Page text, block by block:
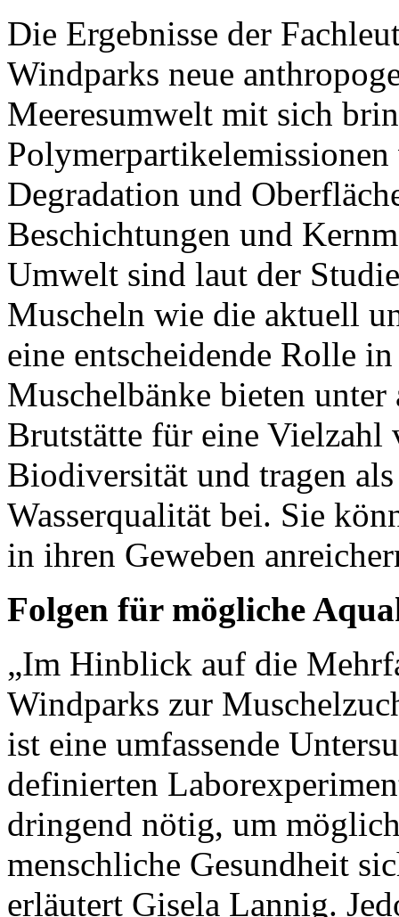
Die Ergebnisse der
Windparks neue
Meeresumwelt mit sich
Degradation und
Beschichtungen und
Umwelt sind laut der
Muscheln wie die aktuell
eine entscheidende Rolle
Muschelbänke bieten
Brutstätte für eine Vielzahl
Biodiversität und tragen
Wasserqualität bei. Sie
in ihren Geweben
Folgen für mögliche
„Im Hinblick auf die
Windparks zur
ist eine umfassende
definierten
dringend nötig, um
menschliche Gesundheit
erläutert Gisela Lannig.